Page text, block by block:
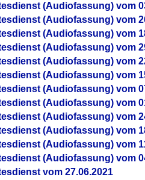
(Audiofassung) vom
(Audiofassung) vom
(Audiofassung) vom
(Audiofassung) vom
(Audiofassung) vom
(Audiofassung) vom
(Audiofassung) vom
(Audiofassung) vom
(Audiofassung) vom
(Audiofassung) vom
(Audiofassung) vom
(Audiofassung) vom
vom 27.06.2021